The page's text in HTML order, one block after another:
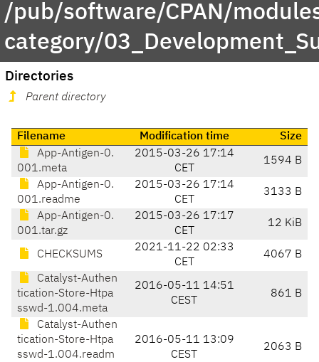
/pub/software/CPAN/
category/
Directories
Parent directory
Filename Modification time
Size
App-Antigen-0.
001.meta
2015-03-26 17:14
CET
1594 B
App-Antigen-0.
001.readme
2015-03-26 17:14
CET
3133 B
App-Antigen-0.
001.tar.gz
2015-03-26 17:17
CET
12 KiB
CHECKSUMS
2021-11-22 02:33
CET
4067 B
Catalyst-Authen
tication-Store-Htpa
sswd-1.004.meta
2016-05-11 14:51
CEST
861 B
Catalyst-Authen
tication-Store-Htpa
sswd-1.004.readm
2016-05-11 13:09
CEST
2063 B